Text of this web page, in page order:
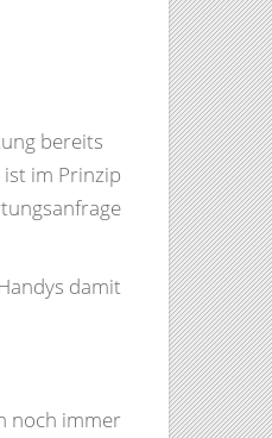
bereits
im Prinzip
damit
noch immer